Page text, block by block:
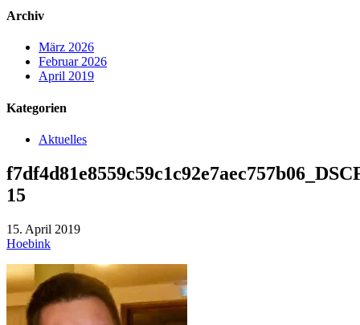
Archiv
März 2026
Februar 2026
April 2019
Kategorien
Aktuelles
15
15. April 2019
Hoebink